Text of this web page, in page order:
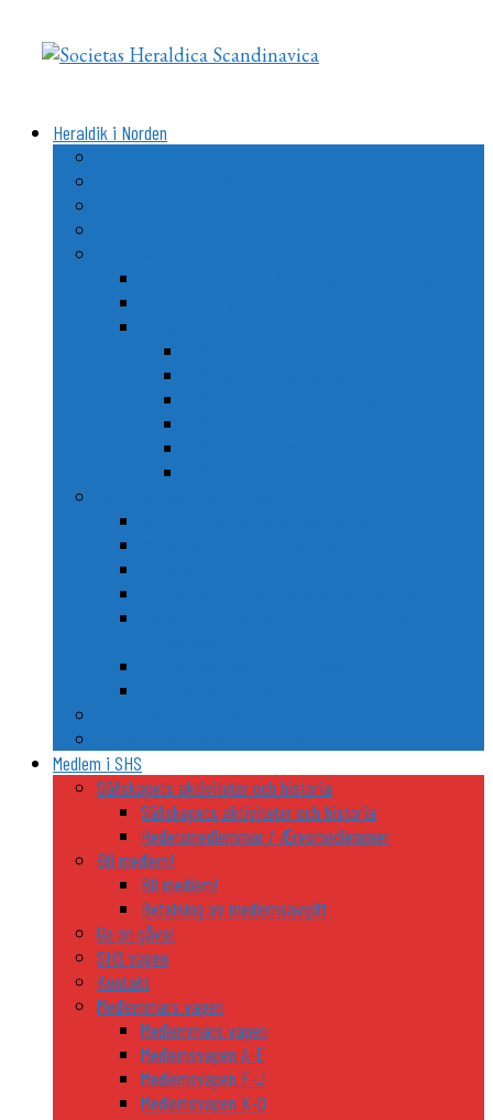
indhold
Heraldik i Norden
Medlem i SHS
Sällskapets aktiviteter och historia
Sällskapets aktiviteter och historia
Hedersmedlemmar / Æresmedlemmer
Bli medlem!
Bli medlem!
Betalning av medlemsavgift
Ge en gåva!
SHS vapen
Kontakt
Medlemmars vapen
Medlemmars vapen
Medlemsvapen A-E
Medlemsvapen F-J
Medlemsvapen K-O